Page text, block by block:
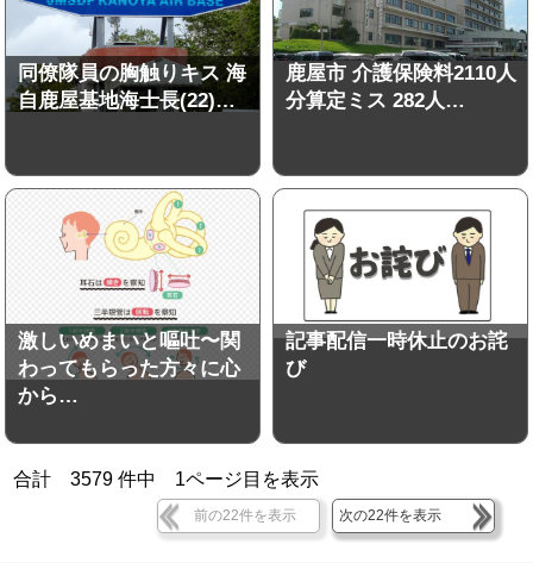
同僚隊員の胸触りキス 海
自鹿屋基地海士長(22)…
鹿屋市 介護保険料2110人
分算定ミス 282人…
激しいめまいと嘔吐〜関
わってもらった方々に心
から…
記事配信一時休止のお詫
び
合計3579 件中 1ページ目を表示
前の22件を表示 次の22件を表示